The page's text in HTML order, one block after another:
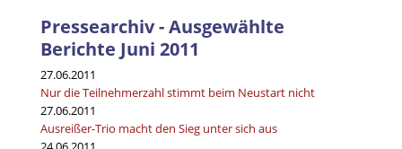
Pressearchiv - Ausgewählte
Berichte Juni 2011
27.06.2011
Nur die Teilnehmerzahl stimmt beim Neustart nicht
27.06.2011
Ausreißer-Trio macht den Sieg unter sich aus